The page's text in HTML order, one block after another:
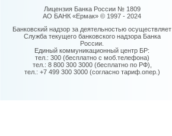
Лицензия Банка России № 1809
АО БАНК «Ермак» © 1997 - 2024
Банковский надзор за деятельностью осуществляет
Служба текущего банковского надзора Банка
России.
Единый коммуникационный центр БР:
тел.: 300 (бесплатно с моб.телефона)
тел.: 8 800 300 3000 (бесплатно по РФ),
тел.: +7 499 300 3000 (согласно тариф.опер.)